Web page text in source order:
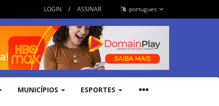
LOGIN / ASSINAR portugues
MUNICÍPIOS ESPORTES